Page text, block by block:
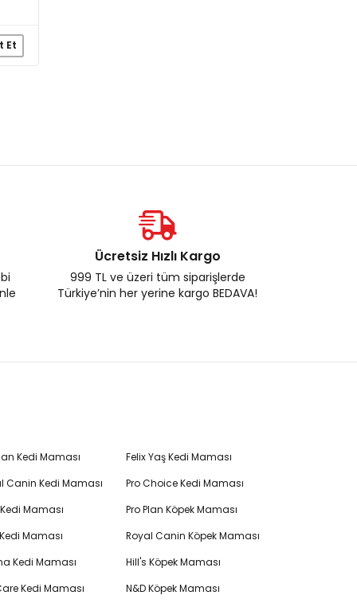
Et
Ücretsiz Hızlı Kargo
999 TL ve üzeri tüm siparişlerde
Türkiye’nin her yerine kargo BEDAVA!
Kedi Maması
Canin Kedi Maması
Maması
Maması
Kedi Maması
Kedi Maması
Felix Yaş Kedi Maması
Pro Choice Kedi Maması
Pro Plan Köpek Maması
Royal Canin Köpek Maması
Hill's Köpek Maması
N&D Köpek Maması